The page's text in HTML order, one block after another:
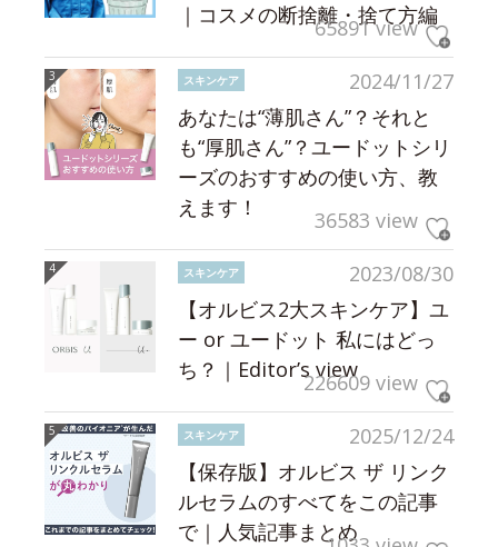
｜コスメの断捨離・捨て方編
65891 view
2024/11/27
スキンケア
あなたは“薄肌さん”？それと
も“厚肌さん”？ユードットシリ
ーズのおすすめの使い方、教
えます！
36583 view
2023/08/30
スキンケア
【オルビス2大スキンケア】ユ
ー or ユードット 私にはどっ
ち？｜Editor’s view226609 view
2025/12/24
スキンケア
【保存版】オルビス ザ リンク
ルセラムのすべてをこの記事
で｜人気記事まとめ